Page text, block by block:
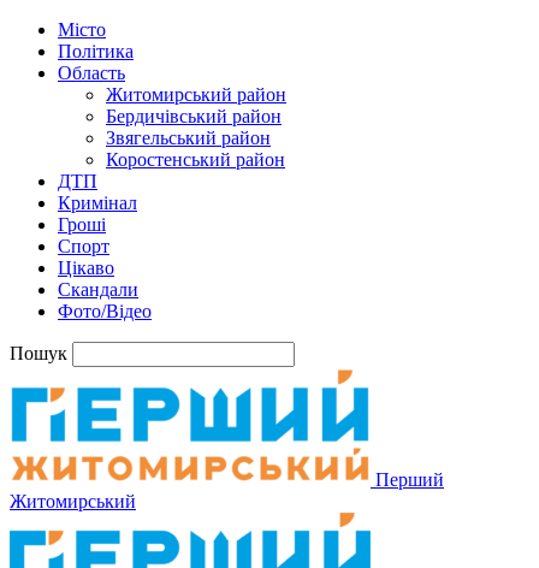
Місто
Політика
Область
Житомирський район
Бердичівський район
Звягельський район
Коростенський район
ДТП
Кримінал
Гроші
Спорт
Цікаво
Скандали
Фото/Відео
Пошук
Перший
Житомирський